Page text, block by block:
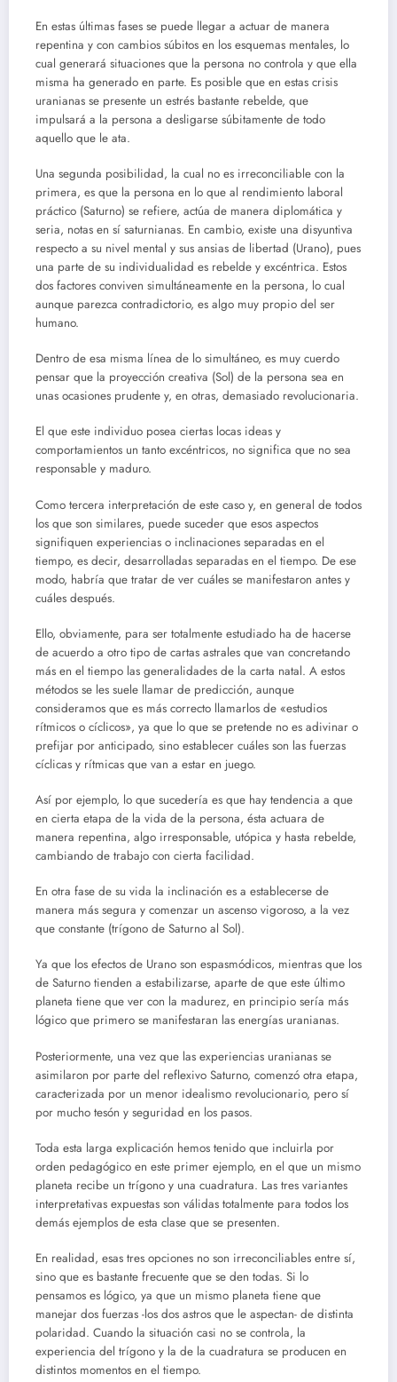
En estas últimas fases se puede llegar a actuar de manera
repentina y con cambios súbitos en los esquemas mentales, lo
cual generará situaciones que la persona no controla y que ella
misma ha generado en parte. Es posible que en estas crisis
uranianas se presente un estrés bastante rebelde, que
impulsará a la persona a desligarse súbitamente de todo
aquello que le ata.
Una segunda posibilidad, la cual no es irreconciliable con la
primera, es que la persona en lo que al rendimiento laboral
práctico (Saturno) se refiere, actúa de manera diplomática y
seria, notas en sí saturnianas. En cambio, existe una disyuntiva
respecto a su nivel mental y sus ansias de libertad (Urano), pues
una parte de su individualidad es rebelde y excéntrica. Estos
dos factores conviven simultáneamente en la persona, lo cual
aunque parezca contradictorio, es algo muy propio del ser
humano.
Dentro de esa misma línea de lo simultáneo, es muy cuerdo
pensar que la proyección creativa (Sol) de la persona sea en
unas ocasiones prudente y, en otras, demasiado revolucionaria.
El que este individuo posea ciertas locas ideas y
comportamientos un tanto excéntricos, no significa que no sea
responsable y maduro.
Como tercera interpretación de este caso y, en general de todos
los que son similares, puede suceder que esos aspectos
signifiquen experiencias o inclinaciones separadas en el
tiempo, es decir, desarrolladas separadas en el tiempo. De ese
modo, habría que tratar de ver cuáles se manifestaron antes y
cuáles después.
Ello, obviamente, para ser totalmente estudiado ha de hacerse
de acuerdo a otro tipo de cartas astrales que van concretando
más en el tiempo las generalidades de la carta natal. A estos
métodos se les suele llamar de predicción, aunque
consideramos que es más correcto llamarlos de «estudios
rítmicos o cíclicos», ya que lo que se pretende no es adivinar o
prefijar por anticipado, sino establecer cuáles son las fuerzas
cíclicas y rítmicas que van a estar en juego.
Así por ejemplo, lo que sucedería es que hay tendencia a que
en cierta etapa de la vida de la persona, ésta actuara de
manera repentina, algo irresponsable, utópica y hasta rebelde,
cambiando de trabajo con cierta facilidad.
En otra fase de su vida la inclinación es a establecerse de
manera más segura y comenzar un ascenso vigoroso, a la vez
que constante (trígono de Saturno al Sol).
Ya que los efectos de Urano son espasmódicos, mientras que los
de Saturno tienden a estabilizarse, aparte de que este último
planeta tiene que ver con la madurez, en principio sería más
lógico que primero se manifestaran las energías uranianas.
Posteriormente, una vez que las experiencias uranianas se
asimilaron por parte del reflexivo Saturno, comenzó otra etapa,
caracterizada por un menor idealismo revolucionario, pero sí
por mucho tesón y seguridad en los pasos.
Toda esta larga explicación hemos tenido que incluirla por
orden pedagógico en este primer ejemplo, en el que un mismo
planeta recibe un trígono y una cuadratura. Las tres variantes
interpretativas expuestas son válidas totalmente para todos los
demás ejemplos de esta clase que se presenten.
En realidad, esas tres opciones no son irreconciliables entre sí,
sino que es bastante frecuente que se den todas. Si lo
pensamos es lógico, ya que un mismo planeta tiene que
manejar dos fuerzas -los dos astros que le aspectan- de distinta
polaridad. Cuando la situación casi no se controla, la
experiencia del trígono y la de la cuadratura se producen en
distintos momentos en el tiempo.